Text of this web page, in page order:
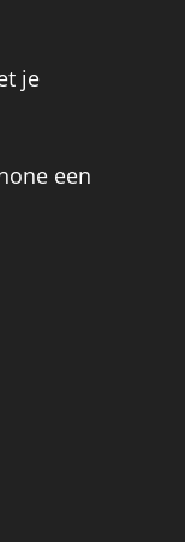
je
een